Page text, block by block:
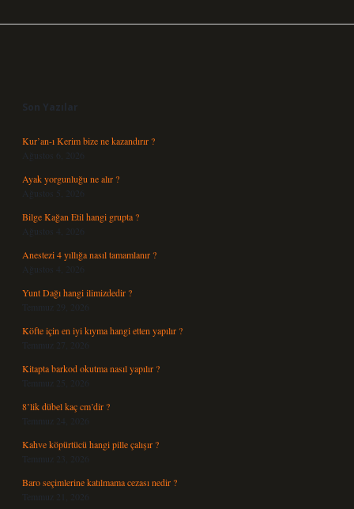
Son Yazılar
Kur’an-ı Kerim bize ne kazandırır ?
Ağustos 6, 2026
Ayak yorgunluğu ne alır ?
Ağustos 5, 2026
Bilge Kağan Etil hangi grupta ?
Ağustos 4, 2026
Anestezi 4 yıllığa nasıl tamamlanır ?
Ağustos 4, 2026
Yunt Dağı hangi ilimizdedir ?
Temmuz 29, 2026
Köfte için en iyi kıyma hangi etten yapılır ?
Temmuz 27, 2026
Kitapta barkod okutma nasıl yapılır ?
Temmuz 25, 2026
8’lik dübel kaç cm’dir ?
Temmuz 24, 2026
Kahve köpürtücü hangi pille çalışır ?
Temmuz 23, 2026
Baro seçimlerine katılmama cezası nedir ?
Temmuz 21, 2026